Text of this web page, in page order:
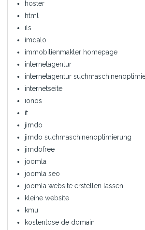
hoster
html
ils
imdalo
immobilienmakler homepage
internetagentur
internetagentur
internetseite
ionos
it
jimdo
jimdo suchmaschinenoptimierung
jimdofree
joomla
joomla seo
joomla website erstellen lassen
kleine website
kmu
kostenlose de domain